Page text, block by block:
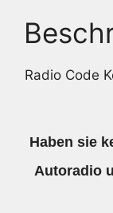
Radio Code
Haben sie
Autoradio